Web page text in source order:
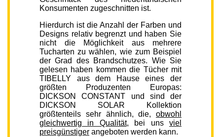
Konsumenten zugeschnitten ist.
Hierdurch ist die Anzahl der Farben und
Designs relativ begrenzt und haben Sie
nicht die Möglichkeit aus mehrere
Tucharten zu wählen, wie zum Beispiel
der Grad des Brandschutzes. Wie Sie
gelesen haben kommen die Tücher mit
TIBELLY aus dem Hause eines der
größten Produzenten Europas:
DICKSON CONSTANT und sind der
DICKSON SOLAR Kollektion
größtenteils sehr ähnlich, die, obwohl
gleichwertig in Qualität, bei unsviel
preisgünstiger angeboten werden kann.